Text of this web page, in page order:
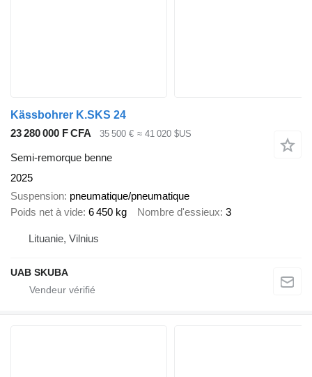
Kässbohrer K.SKS 24
23 280 000 F CFA
35 500 € ≈ 41 020 $US
Semi-remorque benne
2025
Suspension pneumatique/pneumatique
Poids net à vide 6 450 kg Nombre d'essieux 3
Lituanie, Vilnius
UAB SKUBA